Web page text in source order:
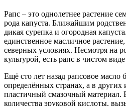
Рапс – это однолетнее растение
рода капуста. Ближайшим
дикая сурепка и огородная
единственное масличное
северных условиях. Несмотря на
культурой, есть рапс в чистом
Ещё сто лет назад рапсовое масло
определённых странах, а в других
пластичный смазочный материал.
количества эруковой кислоты,